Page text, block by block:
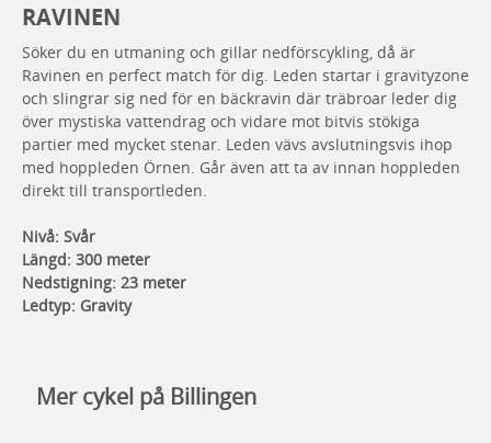
RAVINEN
Söker du en utmaning och gillar nedförscykling, då är
Ravinen en perfect match för dig. Leden startar i gravityzone
och slingrar sig ned för en bäckravin där träbroar leder dig
över mystiska vattendrag och vidare mot bitvis stökiga
partier med mycket stenar. Leden vävs avslutningsvis ihop
med hoppleden Örnen. Går även att ta av innan hoppleden
direkt till transportleden.
Nivå: Svår
Längd: 300 meter
Nedstigning: 23 meter
Ledtyp: Gravity
Mer cykel på Billingen